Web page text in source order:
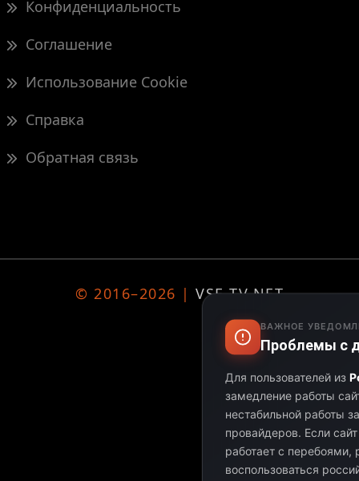
Конфиденциальность
Соглашение
Использование Cookie
Справка
Обратная связь
© 2016–2026 | VSE-TV.NET
ВАЖНОЕ
Проблемы с
Для пользователей из
замедление работы
нестабильной работы
провайдеров. Если
работает с
воспользоваться